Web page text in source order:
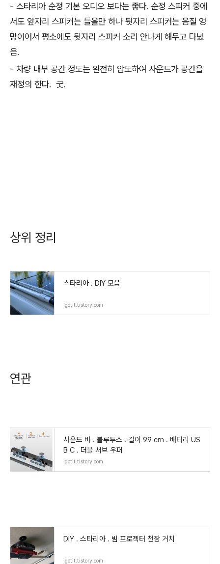
- 스타리아 순정 기본 오디오 보다는 좋다. 순정 스피커 중에
서도 앞자리 스피커는 들을만 하나 뒷자리 스피커는 음질 엉
망이어서 평소에도 뒷자리 스피커 소리 안나게 해두고 다녔
음.
- 차량 내부 공간 정도는 완전히 압도하여 사운드가 공간을
재정의 한다. 굿.
상위 정리
스타리아 . DIY 모음
igotit.tistory.com
연관
사운드 바 . 블루투스 . 길이 99 cm . 배터리 US
B C . 더블 서브 우퍼
igotit.tistory.com
DIY . 스타리아 . 빔 프로젝터 천장 거치
igotit.tistory.com